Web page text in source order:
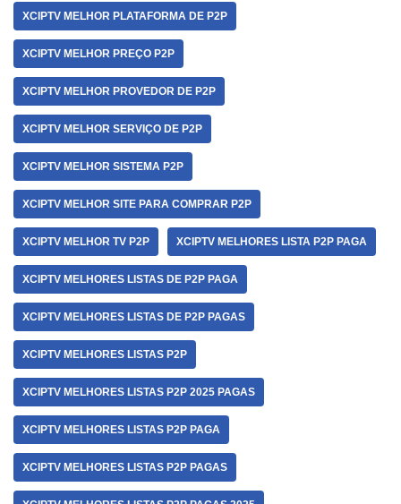
XCIPTV MELHOR PLATAFORMA DE P2P
XCIPTV MELHOR PREÇO P2P
XCIPTV MELHOR PROVEDOR DE P2P
XCIPTV MELHOR SERVIÇO DE P2P
XCIPTV MELHOR SISTEMA P2P
XCIPTV MELHOR SITE PARA COMPRAR P2P
XCIPTV MELHOR TV P2P XCIPTV MELHORES LISTA P2P PAGA
XCIPTV MELHORES LISTAS DE P2P PAGA
XCIPTV MELHORES LISTAS DE P2P PAGAS
XCIPTV MELHORES LISTAS P2P
XCIPTV MELHORES LISTAS P2P 2025 PAGAS
XCIPTV MELHORES LISTAS P2P PAGA
XCIPTV MELHORES LISTAS P2P PAGAS